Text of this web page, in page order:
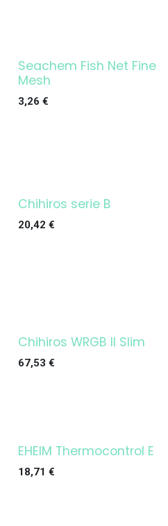
Seachem Fish Net Fine
Mesh
3,26 €
¡OFERTA!
Chihiros serie B
20,42 €
¡OFERTA!
Chihiros WRGB II Slim
67,53 €
¡OFERTA!
EHEIM Thermocontrol E
18,71 €